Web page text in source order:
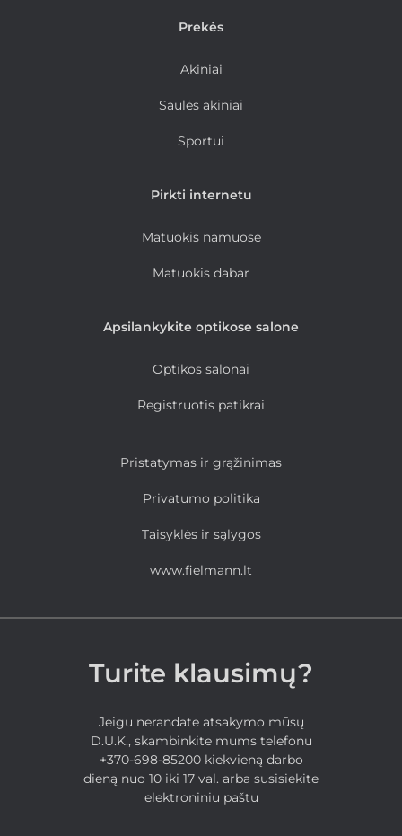
Prekės
Akiniai
Saulės akiniai
Sportui
Pirkti internetu
Matuokis namuose
Matuokis dabar
Apsilankykite optikose salone
Optikos salonai
Registruotis patikrai
Pristatymas ir grąžinimas
Privatumo politika
Taisyklės ir sąlygos
www.fielmann.lt
Turite klausimų?
Jeigu nerandate atsakymo mūsų
D.U.K., skambinkite mums telefonu
+370-698-85200 kiekvieną darbo
dieną nuo 10 iki 17 val. arba susisiekite
elektroniniu paštu